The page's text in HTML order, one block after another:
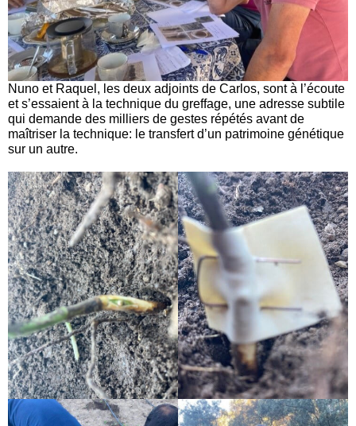
Nuno et Raquel, les deux adjoints de Carlos, sont à l’écoute
et s’essaient à la technique du greffage, une adresse subtile
qui demande des milliers de gestes répétés avant de
maîtriser la technique: le transfert d’un patrimoine génétique
sur un autre.